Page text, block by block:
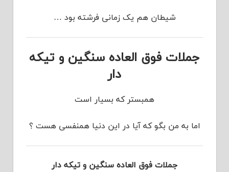
شیطان هم یک زمانی فرشته بود …
جملات فوق العاده سنگین و تیکه
دار
ﻫﻤﺒﺴﺘﺮ ﮐﻪ ﺑﺴﯿﺎﺭ ﺍﺳﺖ
ﺍﻣﺎ ﺑﻪ ﻣﻦ ﺑﮕﻮ ﮐﻪ ﺁﯾﺎ ﺩﺭ ﺍﯾﻦ ﺩﻧﯿﺎ ﻫﻤﻨﻔﺴﯽ ﻫﺴﺖ ؟
جملات فوق العاده سنگین و تیکه دار